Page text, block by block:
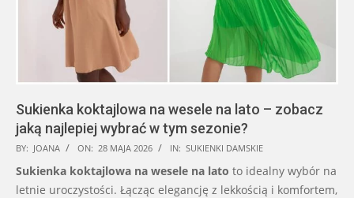
Sukienka koktajlowa na wesele na lato – zobacz
jaką najlepiej wybrać w tym sezonie?
2026-
05-
28
BY: JOANA ON: 28 MAJA 2026 IN: SUKIENKI DAMSKIE
Sukienka koktajlowa na wesele na lato to idealny wybór na
letnie uroczystości. Łącząc elegancję z lekkością i komfortem,